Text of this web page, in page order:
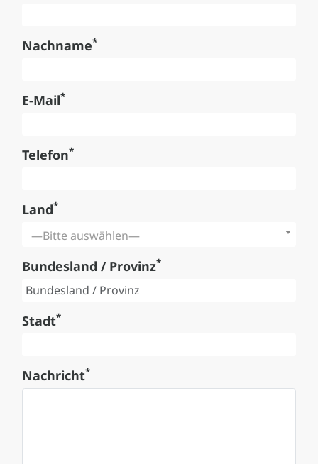
Nachname*
E-Mail*
Telefon*
Land*
—Bitte auswählen—
Bundesland / Provinz*
Stadt*
Nachricht*